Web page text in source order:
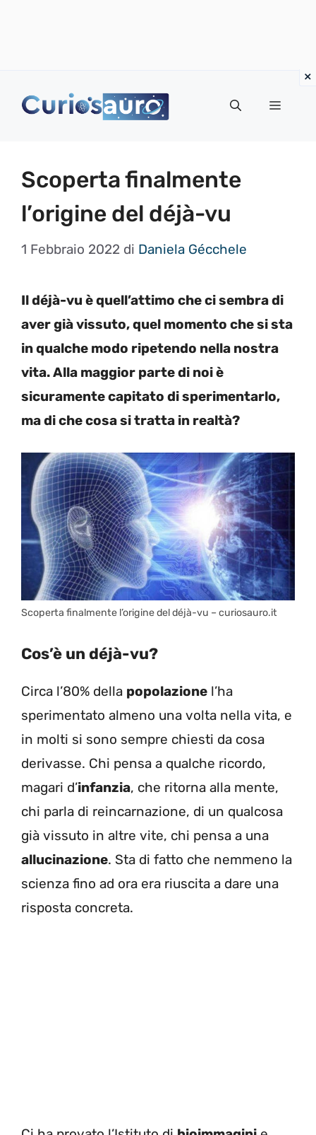
Menu
Scoperta finalmente
l’origine del déjà-vu
1 Febbraio 2022 di Daniela Gécchele
Il déjà-vu è quell’attimo che ci sembra di
aver già vissuto, quel momento che si sta
in qualche modo ripetendo nella nostra
vita. Alla maggior parte di noi è
sicuramente capitato di sperimentarlo,
ma di che cosa si tratta in realtà?
Scoperta finalmente l’origine del déjà-vu – curiosauro.it
Cos’è un déjà-vu?
Circa l’80% della popolazione l’ha
sperimentato almeno una volta nella vita, e
in molti si sono sempre chiesti da cosa
derivasse. Chi pensa a qualche ricordo,
magari d’infanzia, che ritorna alla mente,
chi parla di reincarnazione, di un qualcosa
già vissuto in altre vite, chi pensa a una
allucinazione. Sta di fatto che nemmeno la
scienza fino ad ora era riuscita a dare una
risposta concreta.